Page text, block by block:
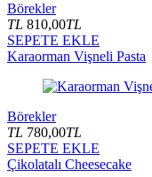
Börekler
TL 810,00TL
SEPETE EKLE
Karaorman Vişneli Pasta
Börekler
TL 780,00TL
SEPETE EKLE
Çikolatalı Cheesecake